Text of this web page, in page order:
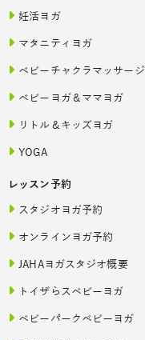
妊活ヨガ
マタニティヨガ
ベビーチャクラマッサージ
ベビーヨガ＆ママヨガ
リトル＆キッズヨガ
YOGA
レッスン予約
スタジオヨガ予約
オンラインヨガ予約
JAHAヨガスタジオ概要
トイザらスベビーヨガ
ベビーパークベビーヨガ